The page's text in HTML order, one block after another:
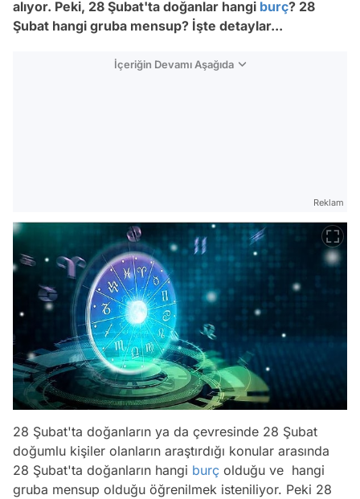
alıyor. Peki, 28 Şubat'ta doğanlar hangi burç? 28
Şubat hangi gruba mensup? İşte detaylar...
İçeriğin Devamı Aşağıda
Reklam
28 Şubat'ta doğanların ya da çevresinde 28 Şubat
doğumlu kişiler olanların araştırdığı konular arasında
28 Şubat'ta doğanların hangi burç olduğu ve hangi
gruba mensup olduğu öğrenilmek isteniliyor. Peki 28